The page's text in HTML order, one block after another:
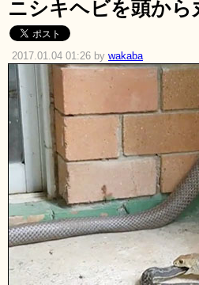
ニシキヘビを頭か
2017.01.04 01:26 by wakaba